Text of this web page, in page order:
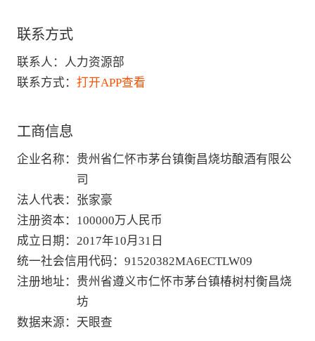
联系方式
联系人： 人力资源部
联系方式： 打开APP查看
工商信息
企业名称 ： 贵州省仁怀市茅台镇衡昌烧坊酿酒有限公
司
法人代表 ： 张家豪
注册资本 ： 100000万人民币
成立日期 ： 2017年10月31日
统一社会信用代码 ： 91520382MA6ECTLW09
注册地址 ： 贵州省遵义市仁怀市茅台镇椿树村衡昌烧
坊
数据来源 ： 天眼查